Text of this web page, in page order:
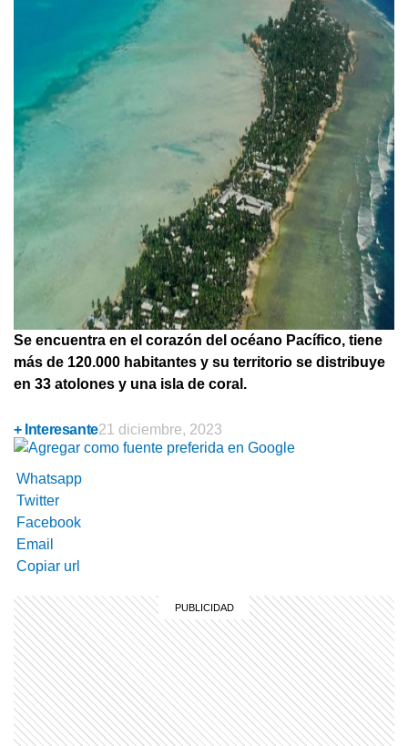
Se encuentra en el corazón del océano Pacífico, tiene
más de 120.000 habitantes y su territorio se distribuye
en 33 atolones y una isla de coral.
+ Interesante21 diciembre, 2023
Whatsapp
Twitter
Facebook
Email
Copiar url